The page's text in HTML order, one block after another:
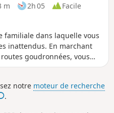
m 2h 05
Facile
familiale dans laquelle vous
inattendus. En marchant
goudronnées, vous
vue magnifique et original
longerez de grands prés
apercevoir la ville d'Uzès
notre moteur de recherche
.